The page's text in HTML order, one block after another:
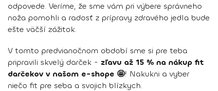
odpovede. Veríme, že sme vám pri výbere správneho
noža pomohli a radosť z prípravy zdravého jedla bude
ešte väčší zážitok.
V tomto predvianočnom období sme si pre teba
pripravili skvelý darček - zľavu až 15 % na nákup fit
darčekov v našom e-shope 🤩! Nakukni a vyber
niečo fit pre seba a svojich blízkych.